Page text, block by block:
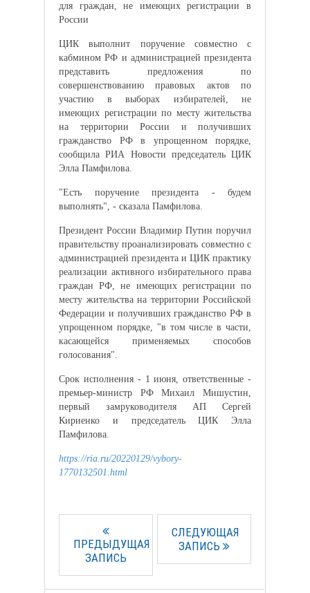
для граждан, не имеющих регистрации в
России
ЦИК выполнит поручение совместно с
кабмином РФ и администрацией президента
представить предложения по
совершенствованию правовых актов по
участию в выборах избирателей, не
имеющих регистрации по месту жительства
на территории России и получивших
гражданство РФ в упрощенном порядке,
сообщила РИА Новости председатель ЦИК
Элла Памфилова.
"Есть поручение президента - будем
выполнять", - сказала Памфилова.
Президент России Владимир Путин поручил
правительству проанализировать совместно с
администрацией президента и ЦИК практику
реализации активного избирательного права
граждан РФ, не имеющих регистрации по
месту жительства на территории Российской
Федерации и получивших гражданство РФ в
упрощенном порядке, "в том числе в части,
касающейся применяемых способов
голосования".
Срок исполнения - 1 июня, ответственные -
премьер-министр РФ Михаил Мишустин,
первый замруководителя АП Сергей
Кириенко и председатель ЦИК Элла
Памфилова.
https://ria.ru/20220129/vybory-
1770132501.html
ПРЕДЫДУЩАЯ
ЗАПИСЬ
СЛЕДУЮЩАЯ
ЗАПИСЬ